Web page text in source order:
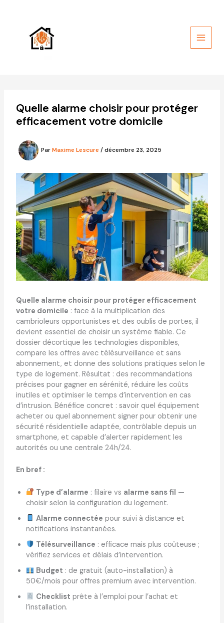
Quelle alarme choisir pour protéger
efficacement votre domicile
ParMaxime Lescure /décembre 23, 2025
Quelle alarme choisir pour protéger efficacement
votre domicile : face à la multiplication des
cambrioleurs opportunistes et des oublis de portes, il
devient essentiel de choisir un système fiable. Ce
dossier décortique les technologies disponibles,
compare les offres avec télésurveillance et sans
abonnement, et donne des solutions pratiques selon le
type de logement. Résultat : des recommandations
précises pour gagner en sérénité, réduire les coûts
inutiles et optimiser le temps d’intervention en cas
d’intrusion. Bénéfice concret : savoir quel équipement
acheter ou quel abonnement signer pour obtenir une
sécurité résidentielle adaptée, contrôlable depuis un
smartphone, et capable d’alerter rapidement les
autorités ou une centrale 24h/24.
En bref :
Type d’alarme : filaire vs alarme sans fil —
choisir selon la configuration du logement.
Alarme connectée pour suivi à distance et
notifications instantanées.
Télésurveillance : efficace mais plus coûteuse ;
vérifiez services et délais d’intervention.
Budget : de gratuit (auto-installation) à
50€/mois pour offres premium avec intervention.
Checklist prête à l’emploi pour l’achat et
l’installation.